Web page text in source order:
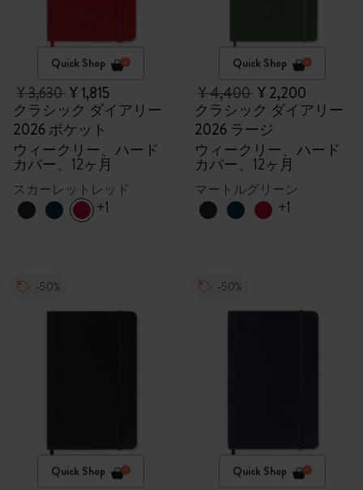
Quick Shop
¥ 3,630¥ 1,815
クラシック ダイアリー
2026 ポケット
ウィークリー、ハード
カバー、12ヶ月
スカーレットレッド
+1
Quick Shop
¥ 4,400¥ 2,200
クラシック ダイアリー
2026 ラージ
ウィークリー、ハード
カバー、12ヶ月
マートルグリーン
+1
-50%
Quick Shop
-50%
Quick Shop